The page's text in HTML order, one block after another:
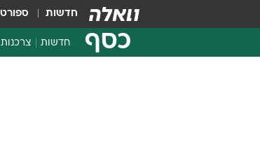
חדשות ספורט
כסף חדשות צרכנות